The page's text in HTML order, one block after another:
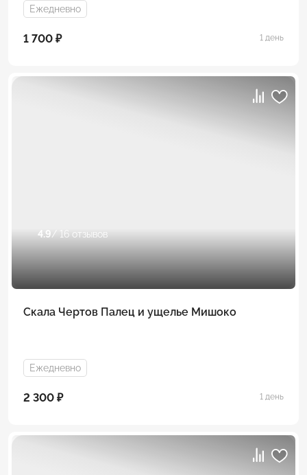
Ежедневно
1 700 ₽ 1 день
4.9/ 16 отзывов
Скала Чертов Палец и ущелье Мишоко
Ежедневно
2 300 ₽ 1 день